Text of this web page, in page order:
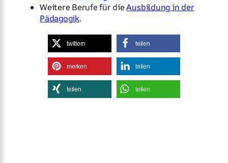
Weitere Berufe für dieAusbildung in der
Pädagogik.
twittern teilen
merken teilen
teilen teilen